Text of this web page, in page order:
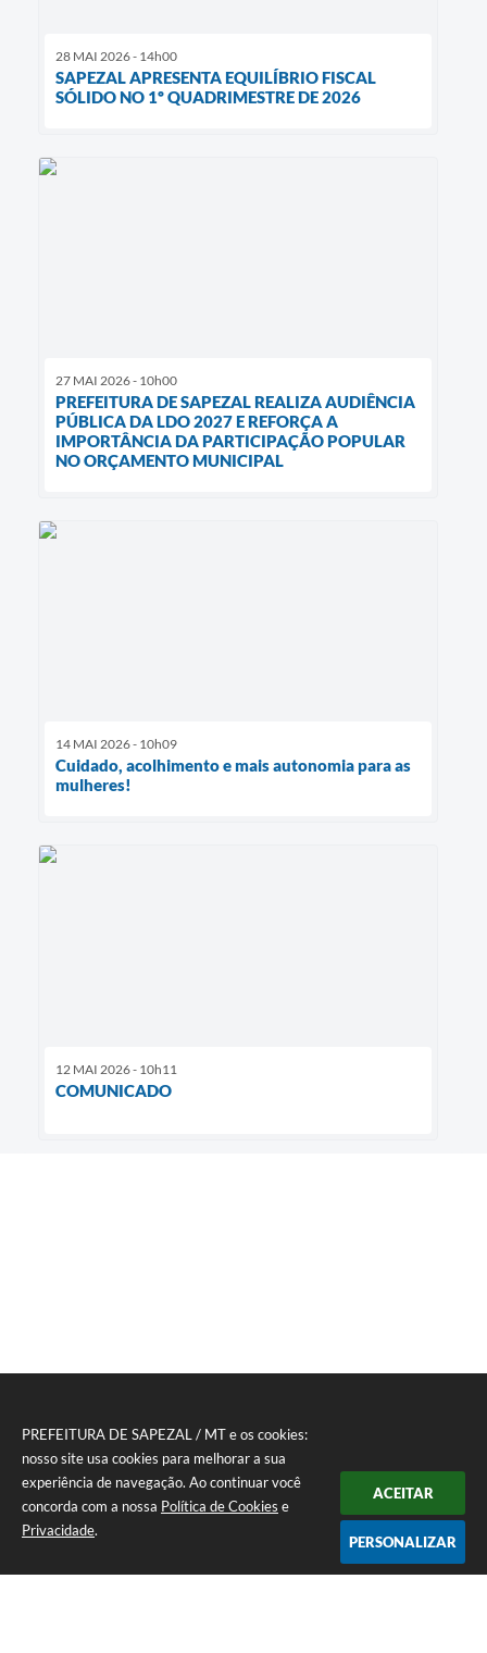
PREFEITURA DE SAPEZAL / MT e os cookies:
nosso site usa cookies para melhorar a sua
experiência de navegação. Ao continuar você
concorda com a nossa Política de Cookies e
Privacidade.
ACEITAR
PERSONALIZAR
28 MAI 2026 - 14h00
SAPEZAL APRESENTA EQUILÍBRIO FISCAL
SÓLIDO NO 1º QUADRIMESTRE DE 2026
27 MAI 2026 - 10h00
PREFEITURA DE SAPEZAL REALIZA AUDIÊNCIA
PÚBLICA DA LDO 2027 E REFORÇA A
IMPORTÂNCIA DA PARTICIPAÇÃO POPULAR
NO ORÇAMENTO MUNICIPAL
14 MAI 2026 - 10h09
Cuidado, acolhimento e mais autonomia para as
mulheres!
12 MAI 2026 - 10h11
COMUNICADO